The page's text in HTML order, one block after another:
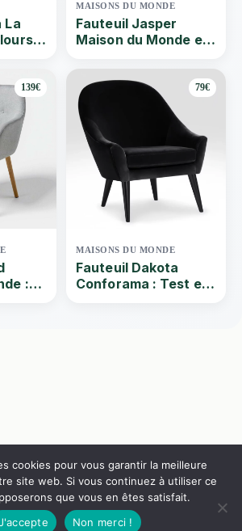
La
:
MAISONS DU MONDE
Fauteuil Jasper
Maison du Monde en
139€
:
79€
MAISONS DU MONDE
Fauteuil Dakota
Conforama : Test et
cookies pour vous garantir la meilleure
site web. Si vous continuez à utiliser ce
que vous en êtes satisfait.
Non merci !